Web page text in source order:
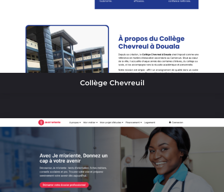
Collège Chevreuil